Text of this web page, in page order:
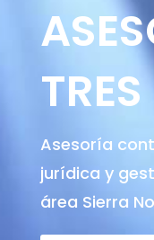
Asesoría
jurídica y
área Sierra